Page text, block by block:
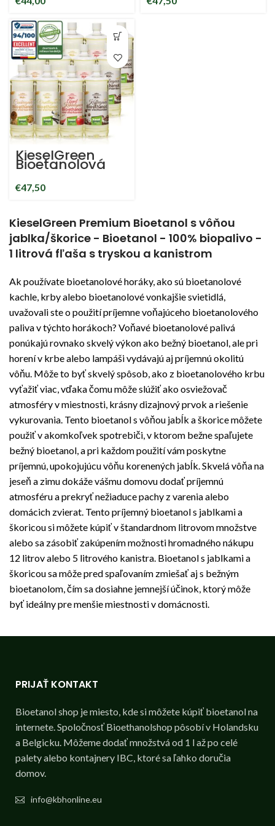
parfum bio
krb
Čokoládové
KieselGreen
Bioetanolová
vonná zmes
Kávové
sušienky
bioetanolový
ambientný krb
€47,50
KieselGreen Premium Bioetanol s vôňou
jablka/škorice - Bioetanol - 100% biopalivo -
1 litrová fľaša s tryskou a kanistrom
Ak používate bioetanolové horáky, ako sú bioetanolové
kachle, krby alebo bioetanolové vonkajšie svietidlá,
uvažovali ste o použití príjemne voňajúceho bioetanolového
paliva v týchto horákoch? Voňavé bioetanolové palivá
ponúkajú rovnako skvelý výkon ako bežný bioetanol, ale pri
horení v krbe alebo lampáši vydávajú aj príjemnú okolitú
vôňu. Môže to byť skvelý spôsob, ako z bioetanolového krbu
vyťažiť viac, vďaka čomu môže slúžiť ako osviežovač
atmosféry v miestnosti, krásny dizajnový prvok a riešenie
vykurovania. Tento bioetanol s vôňou jabĺk a škorice môžete
použiť v akomkoľvek spotrebiči, v ktorom bežne spaľujete
bežný bioetanol, a pri každom použití vám poskytne
príjemnú, upokojujúcu vôňu korenených jabĺk. Skvelá vôňa na
jeseň a zimu dokáže vášmu domovu dodať príjemnú
atmosféru a prekryť nežiaduce pachy z varenia alebo
domácich zvierat. Tento príjemný bioetanol s jablkami a
škoricou si môžete kúpiť v štandardnom litrovom množstve
alebo sa zásobiť zakúpením možnosti hromadného nákupu
12 litrov alebo 5 litrového kanistra. Bioetanol s jablkami a
škoricou sa môže pred spaľovaním zmiešať aj s bežným
bioetanolom, čím sa dosiahne jemnejší účinok, ktorý môže
byť ideálny pre menšie miestnosti v domácnosti.
PRIJAŤ KONTAKT
Bioetanol shop je miesto, kde si môžete kúpiť bioetanol na
internete. Spoločnosť Bioethanolshop pôsobí v Holandsku
a Belgicku. Môžeme dodať množstvá od 1 l až po celé
palety alebo kontajnery IBC, ktoré sa ľahko doručia
domov.
info@kbhonline.eu